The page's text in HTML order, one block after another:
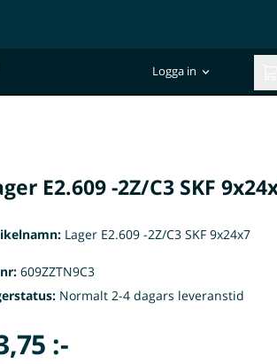
Logga in
E2.609 -2Z/C3 SKF
Lager E2.609 -2Z/C3 SKF 9x24x7
609ZZTN9C3
Normalt 2-4 dagars leveranstid
:-